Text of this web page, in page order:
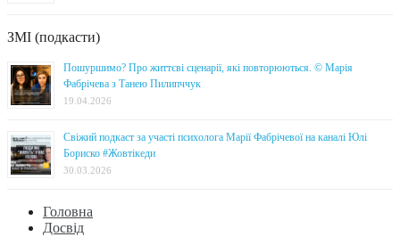
ЗМІ (подкасти)
Пошуршимо? Про життєві сценарії, які повторюються. © Марія
Фабрічева з Танею Пилипччук
19.04.2026
Свіжий подкаст за участі психолога Марії Фабрічевої на каналі Юлі
Бориско #Жовтікеди
30.03.2026
Головна
Досвід